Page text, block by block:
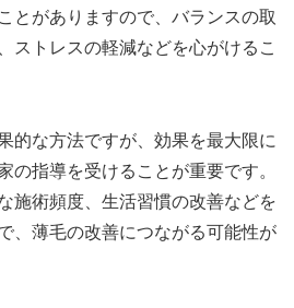
とがありますので、バランスの取
ストレスの軽減などを心がけるこ
的な方法ですが、効果を最大限に
の指導を受けることが重要です。
施術頻度、生活習慣の改善などを
、薄毛の改善につながる可能性が